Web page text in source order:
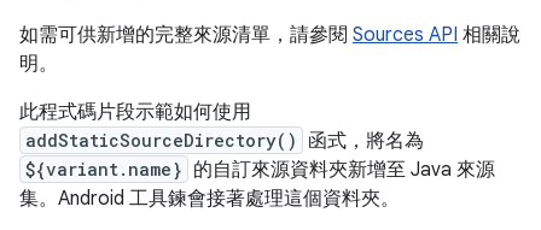
如需可供新增的完整來源清單，請參閱 Sources API 相關說
明。
此程式碼片段示範如何使用
addStaticSourceDirectory() 函式，將名為
${variant.name} 的自訂來源資料夾新增至 Java 來源
集。Android 工具鍊會接著處理這個資料夾。